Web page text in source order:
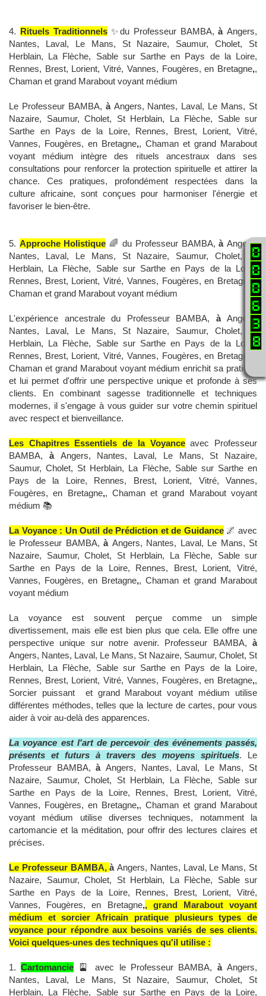
4. Rituels Traditionnels✨du Professeur BAMBA,à Angers,
Nantes, Laval, Le Mans, St Nazaire, Saumur, Cholet, St
Herblain, La Flèche, Sable sur Sarthe en Pays de la Loire,
Rennes, Brest, Lorient, Vitré, Vannes, Fougères, en Bretagne,,
Chaman et grand Marabout voyant médium
Le Professeur BAMBA, à Angers, Nantes, Laval, Le Mans, St
Nazaire, Saumur, Cholet, St Herblain, La Flèche, Sable sur
Sarthe en Pays de la Loire, Rennes, Brest, Lorient, Vitré,
Vannes, Fougères, en Bretagne,, Chaman et grand Marabout
voyant médium intègre des rituels ancestraux dans ses
consultations pour renforcer la protection spirituelle et attirer la
chance. Ces pratiques, profondément respectées dans la
culture africaine, sont conçues pour harmoniser l'énergie et
favoriser le bien-être.
5. Approche Holistique 🌈 du Professeur BAMBA,àAngers,
Nantes, Laval, Le Mans, St Nazaire, Saumur, Cholet, St
Herblain, La Flèche, Sable sur Sarthe en Pays de la Loire,
Rennes, Brest, Lorient, Vitré, Vannes, Fougères, en Bretagne,,
Chaman et grand Marabout voyant médium
L'expérience ancestrale du Professeur BAMBA, à Angers,
Nantes, Laval, Le Mans, St Nazaire, Saumur, Cholet, St
Herblain, La Flèche, Sable sur Sarthe en Pays de la Loire,
Rennes, Brest, Lorient, Vitré, Vannes, Fougères, en Bretagne
Chaman et grand Marabout voyant médium enrichit sa pratique
et lui permet d'offrir une perspective unique et profonde à ses
clients. En combinant sagesse traditionnelle et techniques
modernes, il s'engage à vous guider sur votre chemin spirituel
avec respect et bienveillance.
Les Chapitres Essentiels de la Voyanceavec Professeur
BAMBA, à Angers, Nantes, Laval, Le Mans, St Nazaire,
Saumur, Cholet, St Herblain, La Flèche, Sable sur Sarthe en
Pays de la Loire, Rennes, Brest, Lorient, Vitré, Vannes,
Fougères, en Bretagne,, Chaman et grand Marabout voyant
médium 📚
La Voyance : Un Outil de Prédiction et de Guidance🌌 avec
le Professeur BAMBA,à Angers, Nantes, Laval, Le Mans, St
Nazaire, Saumur, Cholet, St Herblain, La Flèche, Sable sur
Sarthe en Pays de la Loire, Rennes, Brest, Lorient, Vitré,
Vannes, Fougères, en Bretagne,, Chaman et grand Marabout
voyant médium
La voyance est souvent perçue comme un simple
divertissement, mais elle est bien plus que cela. Elle offre une
perspective unique sur notre avenir. Professeur BAMBA, à
Angers, Nantes, Laval, Le Mans, St Nazaire, Saumur, Cholet, St
Herblain, La Flèche, Sable sur Sarthe en Pays de la Loire,
Rennes, Brest, Lorient, Vitré, Vannes, Fougères, en Bretagne,,
Sorcier puissant et grand Marabout voyant médium utilise
différentes méthodes, telles que la lecture de cartes, pour vous
aider à voir au-delà des apparences.
La voyance est l'art de percevoir des événements passés,
présents et futurs à travers des moyens spirituels. Le
Professeur BAMBA,à Angers, Nantes, Laval, Le Mans, St
Nazaire, Saumur, Cholet, St Herblain, La Flèche, Sable sur
Sarthe en Pays de la Loire, Rennes, Brest, Lorient, Vitré,
Vannes, Fougères, en Bretagne,, Chaman et grand Marabout
voyant médium utilise diverses techniques, notamment la
cartomancie et la méditation, pour offrir des lectures claires et
précises.
Le Professeur BAMBA,àAngers, Nantes, Laval, Le Mans, St
Nazaire, Saumur, Cholet, St Herblain, La Flèche, Sable sur
Sarthe en Pays de la Loire, Rennes, Brest, Lorient, Vitré,
Vannes, Fougères, en Bretagne,, grand Marabout voyant
médium et sorcier Africain pratique plusieurs types de
voyance pour répondre aux besoins variés de ses clients.
Voici quelques-unes des techniques qu'il utilise :
1.Cartomancie 🎴 avec le Professeur BAMBA, àAngers,
Nantes, Laval, Le Mans, St Nazaire, Saumur, Cholet, St
Herblain, La Flèche, Sable sur Sarthe en Pays de la Loire,